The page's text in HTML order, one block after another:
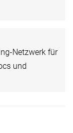
Netzwerk für
und